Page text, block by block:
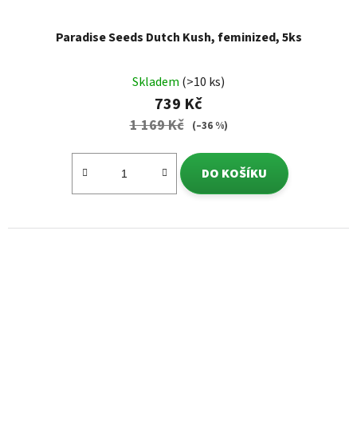
Paradise Seeds Dutch Kush, feminized, 5ks
Skladem (>10 ks)
739 Kč
1 169 Kč (–36 %)
DO KOŠÍKU